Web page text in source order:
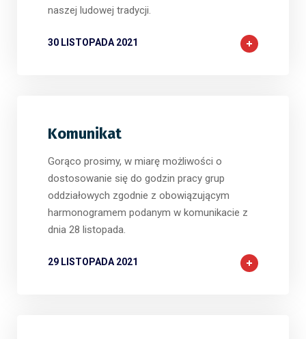
naszej ludowej tradycji.
30 LISTOPADA 2021
Komunikat
Gorąco prosimy, w miarę możliwości o
dostosowanie się do godzin pracy grup
oddziałowych zgodnie z obowiązującym
harmonogramem podanym w komunikacie z
dnia 28 listopada.
29 LISTOPADA 2021